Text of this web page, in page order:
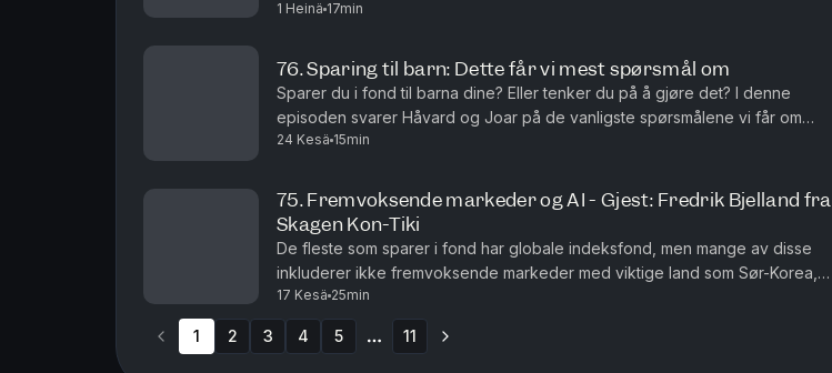
valgte hun likevel å begynne å jobbe igjen. For I...
1 Heinä 17min
76. Sparing til barn: Dette får vi mest spørsmål om
Sparer du i fond til barna dine? Eller tenker du på å gjøre det? I denne
episoden svarer Håvard og Joar på de vanligste spørsmålene vi får om
barnesparing.Episoden gir deg:✅ Konkrete eksempler på hva ...
24 Kesä 15min
75. Fremvoksende markeder og AI - Gjest: Fredrik Bjelland fra
Skagen Kon-Tiki
De fleste som sparer i fond har globale indeksfond, men mange av disse
inkluderer ikke fremvoksende markeder med viktige land som Sør-Korea,
Kina og Taiwan. Dette er land som spiller en stadig større ...
17 Kesä 25min
1 2 3 4 5 11